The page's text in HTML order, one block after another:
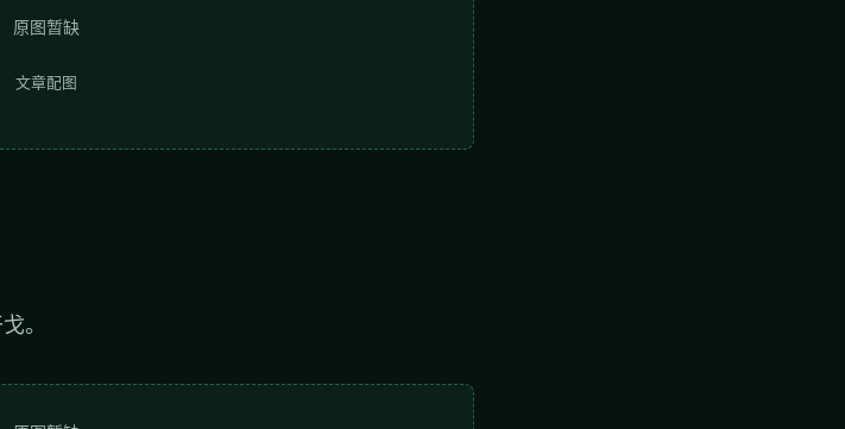
原图暂缺
文章配图
。